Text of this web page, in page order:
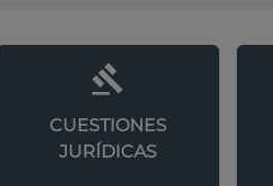
CUESTIONES
JURÍDICAS